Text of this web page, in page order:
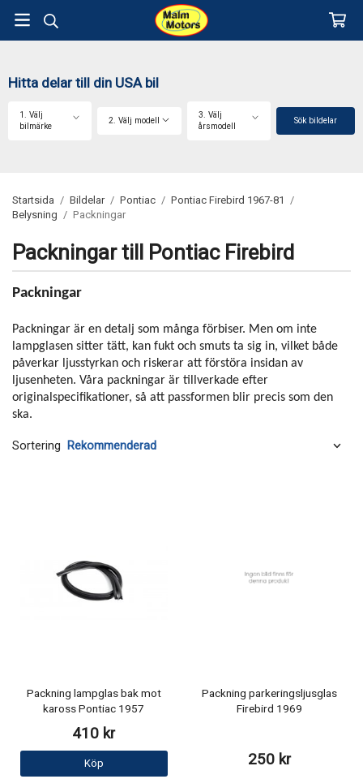
Hitta delar till din USA bil
1. Välj
bilmärke
2. Välj modell
3. Välj
årsmodell
Sök bildelar
Startsida / Bildelar / Pontiac / Pontiac Firebird 1967-81 /
Belysning / Packningar
Packningar till Pontiac Firebird
Packningar
Packningar är en detalj som många förbiser. Men om inte
lampglasen sitter tätt, kan fukt och smuts ta sig in, vilket både
påverkar ljusstyrkan och riskerar att förstöra insidan av
ljusenheten. Våra packningar är tillverkade efter
originalspecifikationer, så att passformen blir precis som den
ska.
Sortering
Packning lampglas bak mot
kaross Pontiac 1957
410 kr
Köp
Packning parkeringsljusglas
Firebird 1969
250 kr